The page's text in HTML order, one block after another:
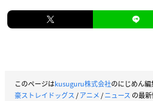
このページはkusuguru株式会社のにじめん編
豪ストレイドッグス/アニメ/ニュース の最